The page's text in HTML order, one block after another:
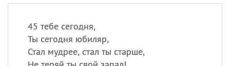
45 тебе сегодня,
Ты сегодня юбиляр,
Стал мудрее, стал ты старше,